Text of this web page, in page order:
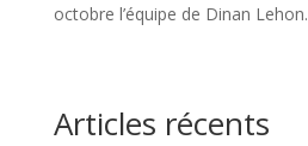
octobre l’équipe de Dinan Lehon.
Articles récents